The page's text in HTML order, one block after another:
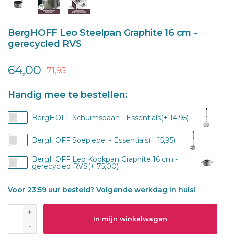
BergHOFF Leo Steelpan Graphite 16 cm -
gerecycled RVS
64,00 71,95
Handig mee te bestellen:
BergHOFF Schuimspaan - Essentials(+ 14,95)
BergHOFF Soeplepel - Essentials(+ 15,95)
BergHOFF Leo Kookpan Graphite 16 cm -
gerecycled RVS(+ 75,00)
Voor 23:59 uur besteld? Volgende werkdag in huis!
+
-
In mijn winkelwagen